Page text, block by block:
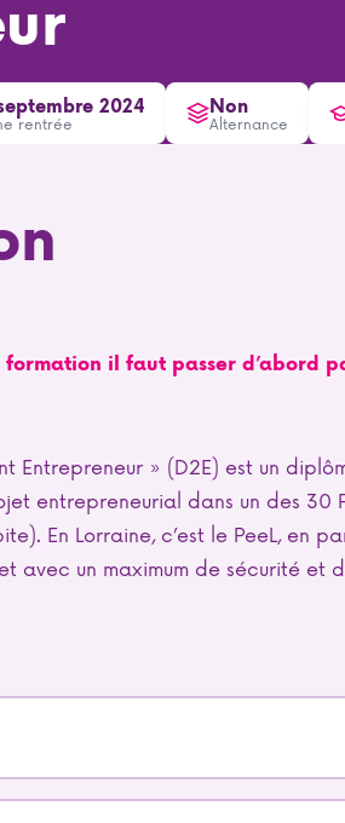
2024
rentrée
Non
Alternance
il faut passer d’abord
Entrepreneur » (D2E) est un
entrepreneurial dans un des 30
En Lorraine, c’est le PeeL, en
avec un maximum de sécurité et